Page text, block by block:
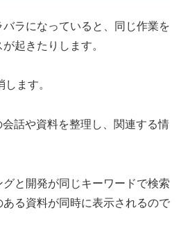
ラになっていると、同じ作業を
起きたりします。
ます。
話や資料を整理し、関連する情
と開発が同じキーワードで検索
る資料が同時に表示されるので